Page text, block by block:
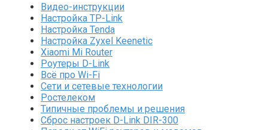
Видео-инструкции
Настройка TP-Link
Настройка Tenda
Настройка Zyxel Keenetic
Xiaomi Mi Router
Роутеры D-Link
Всё про Wi-Fi
Сети и сетевые технологии
Ростелеком
Типичные проблемы и решения
Сброс настроек D-Link DIR-300